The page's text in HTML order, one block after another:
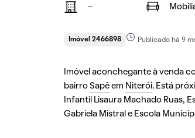
-
Imóvel 2466898 Publicado há 9
Imóvel aconchegante à venda
bairro Sapêem Niterói. Está
Infantil Lisaura Machado Ruas,
Gabriela Mistral e Escola